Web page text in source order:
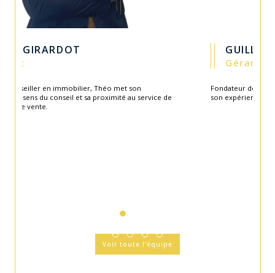
GUILLAUME CARITEY
Fondateur de l'agence en 2003, Guillaume apporte toute
son expérience et savoir-faire au service de l'équipe.
Voir toute l'équipe